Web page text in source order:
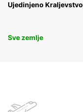
Ujedinjeno Kraljevstvo
Sve zemlje